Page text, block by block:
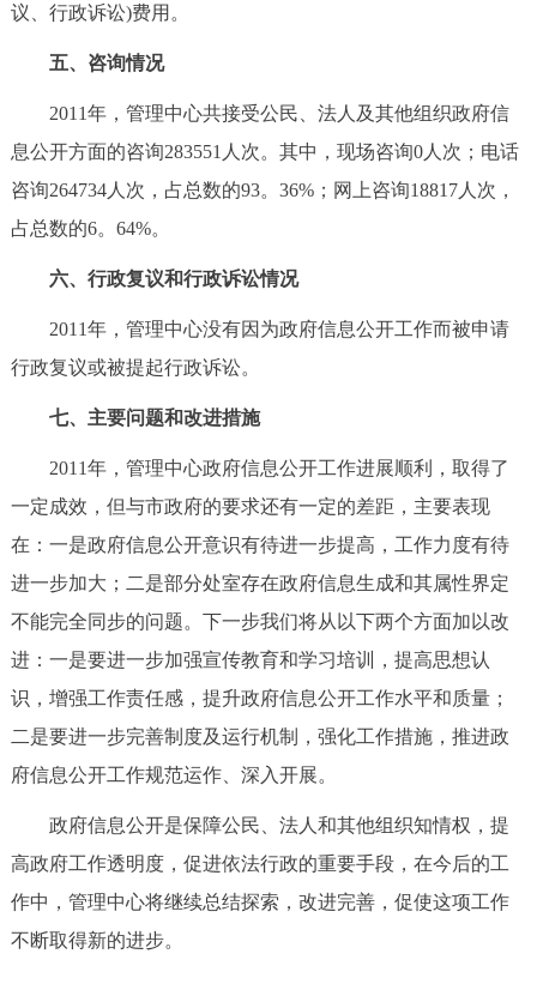
议、行政诉讼)费用。
五、咨询情况
2011年，管理中心共接受公民、法人及其他组织政府信
息公开方面的咨询283551人次。其中，现场咨询0人次；电话
咨询264734人次，占总数的93。36%；网上咨询18817人次，
占总数的6。64%。
六、行政复议和行政诉讼情况
2011年，管理中心没有因为政府信息公开工作而被申请
行政复议或被提起行政诉讼。
七、主要问题和改进措施
2011年，管理中心政府信息公开工作进展顺利，取得了
一定成效，但与市政府的要求还有一定的差距，主要表现
在：一是政府信息公开意识有待进一步提高，工作力度有待
进一步加大；二是部分处室存在政府信息生成和其属性界定
不能完全同步的问题。下一步我们将从以下两个方面加以改
进：一是要进一步加强宣传教育和学习培训，提高思想认
识，增强工作责任感，提升政府信息公开工作水平和质量；
二是要进一步完善制度及运行机制，强化工作措施，推进政
府信息公开工作规范运作、深入开展。
政府信息公开是保障公民、法人和其他组织知情权，提
高政府工作透明度，促进依法行政的重要手段，在今后的工
作中，管理中心将继续总结探索，改进完善，促使这项工作
不断取得新的进步。